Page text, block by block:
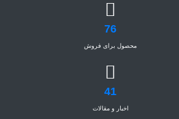
76
محصول برای فروش
41
اخبار و مقالات